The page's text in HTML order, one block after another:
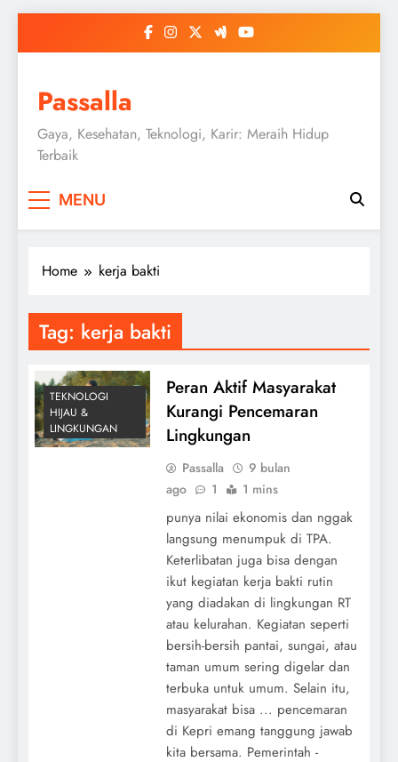
Passalla
Gaya, Kesehatan, Teknologi, Karir: Meraih Hidup
Terbaik
MENU
Home kerja bakti
Tag: kerja bakti
TEKNOLOGI
HIJAU &
LINGKUNGAN
Peran Aktif Masyarakat
Kurangi Pencemaran
Lingkungan
Passalla
9 bulan
ago
1 1 mins
punya nilai ekonomis dan nggak
langsung menumpuk di TPA.
Keterlibatan juga bisa dengan
ikut kegiatan kerja bakti rutin
yang diadakan di lingkungan RT
atau kelurahan. Kegiatan seperti
bersih-bersih pantai, sungai, atau
taman umum sering digelar dan
terbuka untuk umum. Selain itu,
masyarakat bisa ... pencemaran
di Kepri emang tanggung jawab
kita bersama. Pemerintah -